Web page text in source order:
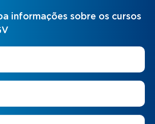
informações sobre os cursos